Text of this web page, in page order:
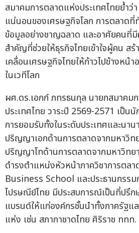
สมาคมการตลาดแห่งประเทศไทยย้ำว่
แน่นอนของเศรษฐกิจโลก การตลาด
ข้อมูลอย่างชาญฉลาด และอาศัยคนที่
สำคัญที่ช่วยให้ธุรกิจไทยเข้าใจผู้คน สร้
เคลื่อนเศรษฐกิจไทยให้ก้าวไปข้างหน้
ในเวทีโลก
ผศ.ดร.เอกก์ ภทรธนกุล นายกสมาคม
ประเทศไทย วาระปี 2569-2571 เป็น
การยอมรับทั้งในระดับประเทศและนา
ปริญญาเอกด้านการตลาดจากมหาวิท
ปริญญาโทด้านการตลาดจากมหาวิทย
ดำรงตำแหน่งหัวหน้าภาควิชาการต
Business School และประธานกรร
ไปรษณีย์ไทย มีประสบการณ์เป็นที่ปรึก
แบรนด์ให้แก่องค์กรชั้นนำทั้งภาครัฐแ
แห่ง เช่น สภากาชาดไทย ศิริราช ททท